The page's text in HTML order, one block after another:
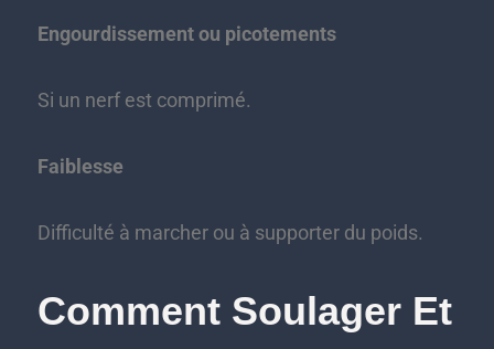
Engourdissement ou picotements
Si un nerf est comprimé.
Faiblesse
Difficulté à marcher ou à supporter du poids.
Comment Soulager Et